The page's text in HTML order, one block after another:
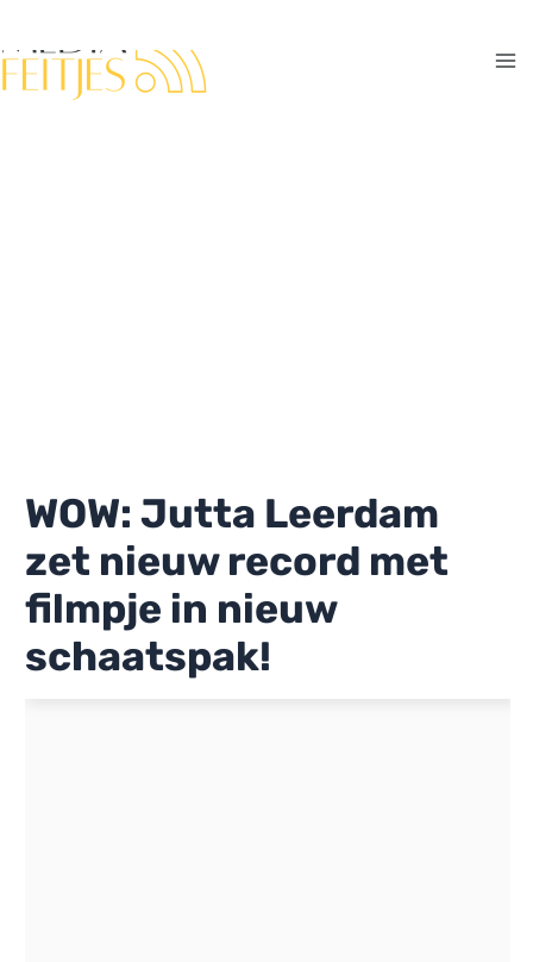
de
WOW: Jutta Leerdam
zet nieuw record met
filmpje in nieuw
schaatspak!